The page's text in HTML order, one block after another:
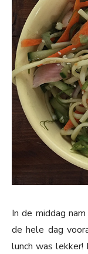
In de middag
de hele dag
lunch was